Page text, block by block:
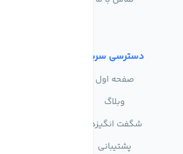
دسترسی سریع
صفحه اول
وبلاگ
شگفت انگیزها
پشتیبانی